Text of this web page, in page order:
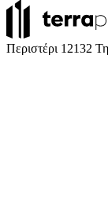
Περιστέρι 12132